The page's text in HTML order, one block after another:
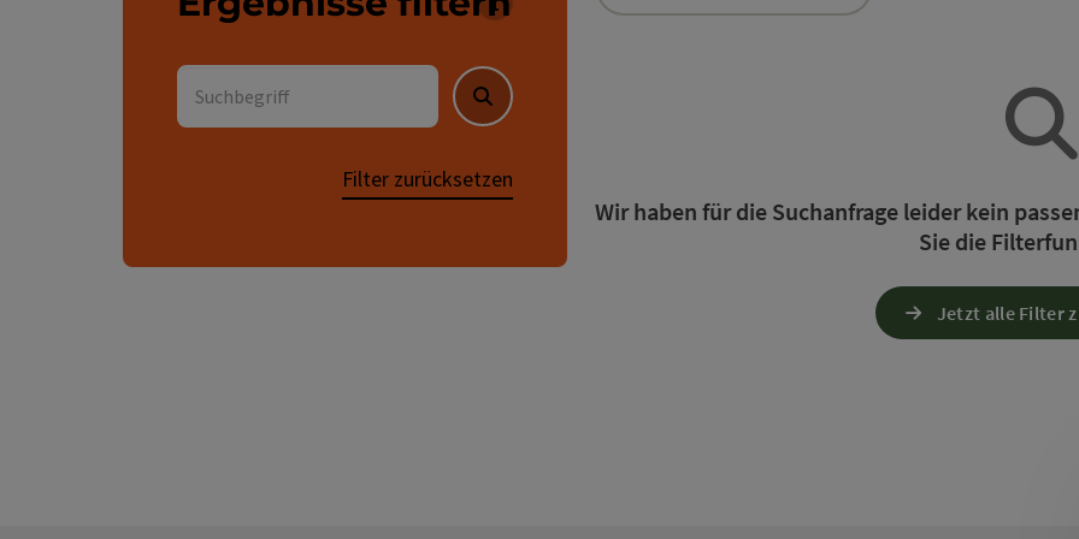
Für die Liste stehen Filter zur Verfügung mit denen die
Suchbegriff
Suchen
Filter zurücksetzen
Wir haben für die Suchanfrage leider kein
Sie die
Jetzt alle Filter